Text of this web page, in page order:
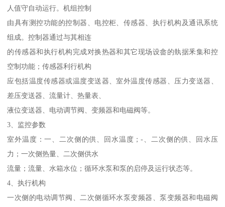
人值守自动运行。机组控制
由具有测控功能的控制器、电控柜、传感器、执行机构及通讯系统
组成。控制器通过与其相连
的传感器和执行机构完成对换热器和其它现场设畲的埶据釆集和控
空制功能；传感器利行机构
应包括温度传感器或温度变送器、室外温度传感器、压力变送器、
差压变送器、流量计、热量表、
液位变送器、电动调节阀、变频器和电磁阀等。
3、监控参数
室外温度：一、二次侧的供、回水温度；-、二次侧的供、回水压
力；一次侧热量、二次侧供水
流量；流量、水箱水位；循环水泵和泵的启停及运行状态等。
4、执行机构
一次侧的电动调节阀、二次侧循环水泵变频器、泵变频器和电磁阀